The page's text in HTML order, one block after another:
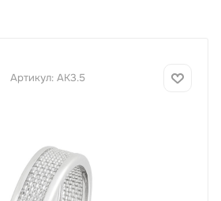
Артикул: АК3.5